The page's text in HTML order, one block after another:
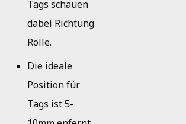
Tags schauen
dabei Richtung
Rolle.
Die ideale
Position für
Tags ist 5-